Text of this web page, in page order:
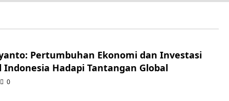
Pertumbuhan Ekonomi dan Investasi
Indonesia Hadapi Tantangan Global
0